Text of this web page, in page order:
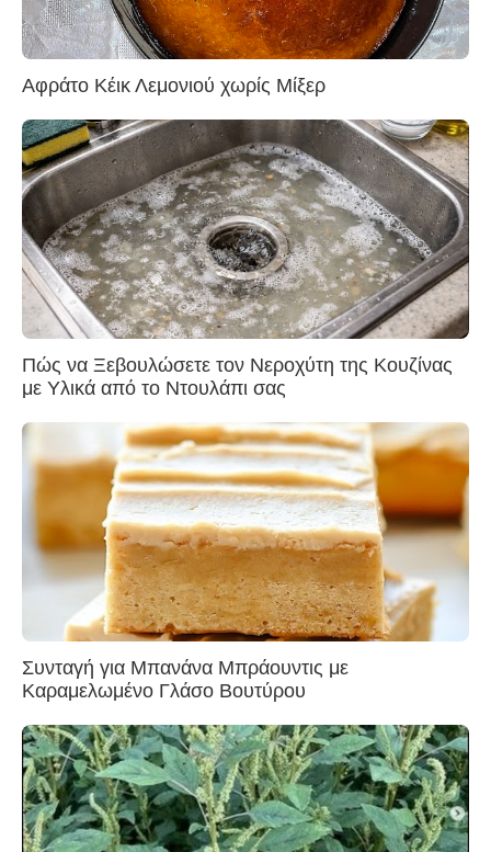
Αφράτο Κέικ Λεμονιού χωρίς Μίξερ
Πώς να Ξεβουλώσετε τον Νεροχύτη της Κουζίνας
με Υλικά από το Ντουλάπι σας
Συνταγή για Μπανάνα Μπράουντις με
Καραμελωμένο Γλάσο Βουτύρου